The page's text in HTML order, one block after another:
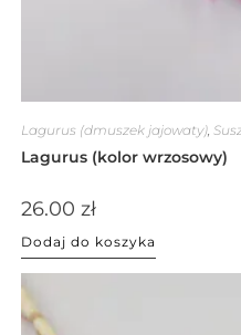
Lagurus (dmuszek jajowaty),
Lagurus (kolor wrzosowy)
26.00 zł
Dodaj do koszyka